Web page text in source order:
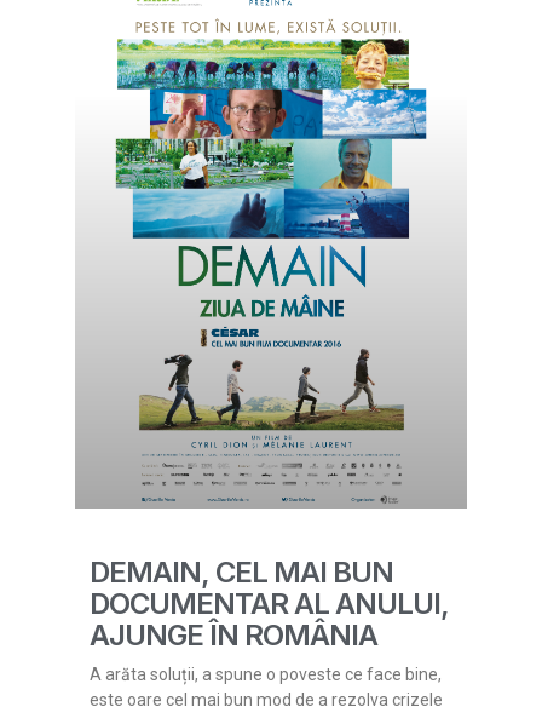
DEMAIN, CEL MAI BUN
DOCUMENTAR AL ANULUI,
AJUNGE ÎN ROMÂNIA
A arăta soluții, a spune o poveste ce face bine,
este oare cel mai bun mod de a rezolva crizele